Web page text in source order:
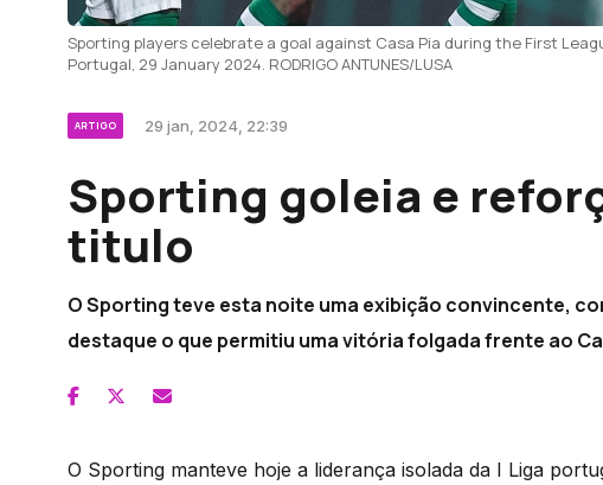
Sporting players celebrate a goal against Casa Pia during the First
Portugal, 29 January 2024. RODRIGO ANTUNES/LUSA
ARTIGO 29 jan, 2024, 22:39
Sporting goleia e
titulo
O Sporting teve esta noite uma exibição convincente,
destaque o que permitiu uma vitória folgada frente ao
O Sporting manteve hoje a liderança isolada da I Liga